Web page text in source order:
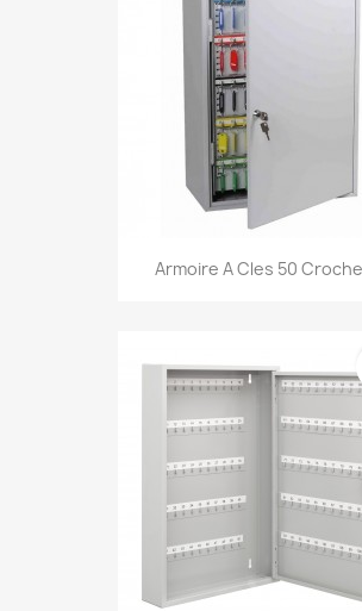
Armoire A Cles 50